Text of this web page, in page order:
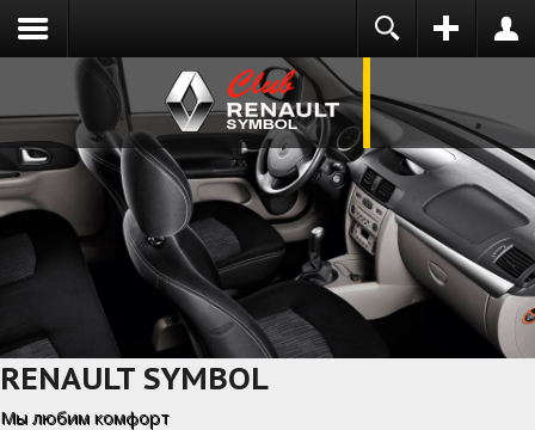
Запомнить меня
ВОЙТИ
You need to enable user registration from User
Manager/Options in the backend of Joomla
before this module will activate.
RENAULT SYMBOL
Мы любим комфорт